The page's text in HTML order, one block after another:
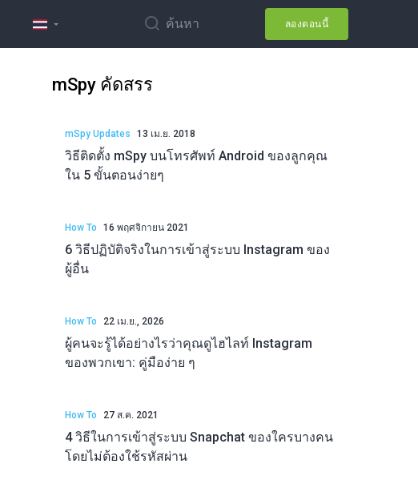
ค้นหา ลองตอนนี้
mSpy คัดสรร
mSpy Updates 13 เม.ย. 2018
วิธีติดตั้ง mSpy บนโทรศัพท์ Android ของลูกคุณ
ใน 5 ขั้นตอนง่ายๆ
How To 16 พฤศจิกายน 2021
6 วิธีปฏิบัติจริงในการเข้าสู่ระบบ Instagram ของ
ผู้อื่น
How To 22 เม.ย., 2026
ผู้คนจะรู้ได้อย่างไรว่าคุณดูไฮไลท์ Instagram
ของพวกเขา: คู่มือง่าย ๆ
How To 27 ส.ค. 2021
4 วิธีในการเข้าสู่ระบบ Snapchat ของใครบางคน
โดยไม่ต้องใช้รหัสผ่าน